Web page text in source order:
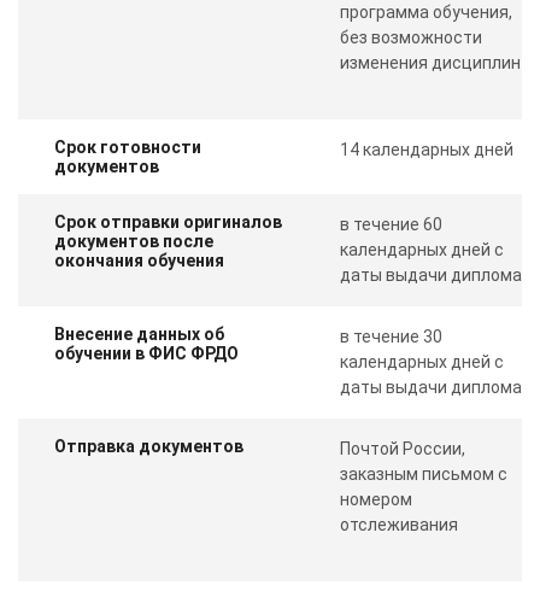
программа обучения,
без возможности
изменения дисциплин
Срок готовности
документов
14 календарных дней
Срок отправки оригиналов
документов после
окончания обучения
в течение 60
календарных дней с
даты выдачи диплома
Внесение данных об
обучении в ФИС ФРДО
в течение 30
календарных дней с
даты выдачи диплома
Отправка документов
Почтой России,
заказным письмом с
номером
отслеживания